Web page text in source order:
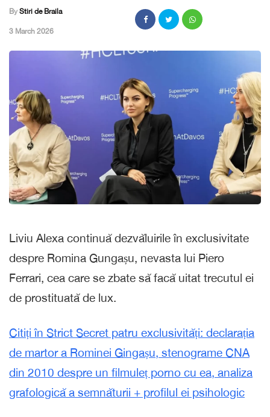
By Stiri de Braila
,3 March 2026
Liviu Alexa continuă dezvăluirile în exclusivitate
despre Romina Gungașu, nevasta lui Piero
Ferrari, cea care se zbate să facă uitat trecutul ei
de prostituată de lux.
Citiți în Strict Secret patru exclusivități: declarația
de martor a Rominei Gingașu, stenograme CNA
din 2010 despre un filmuleț porno cu ea, analiza
grafologică a semnăturii + profilul ei psihologic